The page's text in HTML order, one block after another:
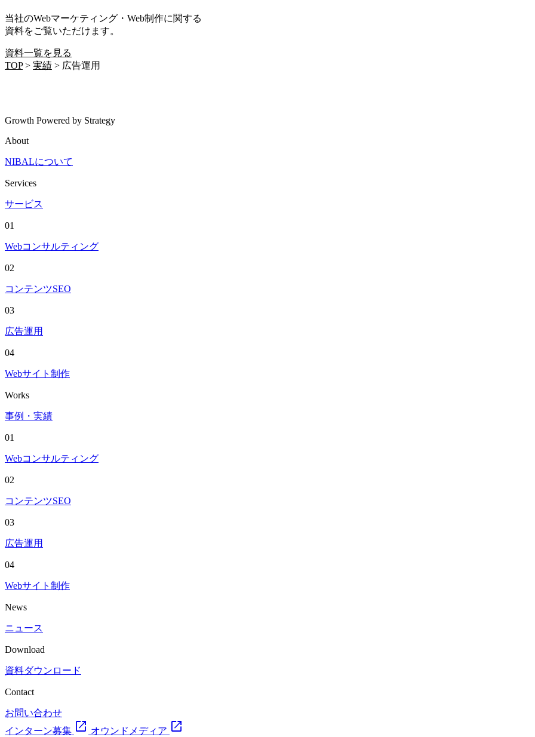
当社のWebマーケティング・Web制作に関する
資料をご覧いただけます。
資料一覧を見る
TOP> 実績 > 広告運用
Growth Powered by Strategy
About
NIBALについて
Services
サービス
01
Webコンサルティング
02
コンテンツSEO
03
広告運用
04
Webサイト制作
Works
事例・実績
01
Webコンサルティング
02
コンテンツSEO
03
広告運用
04
Webサイト制作
News
ニュース
Download
資料ダウンロード
Contact
お問い合わせ
インターン募集 open_in_new オウンドメディア open_in_new